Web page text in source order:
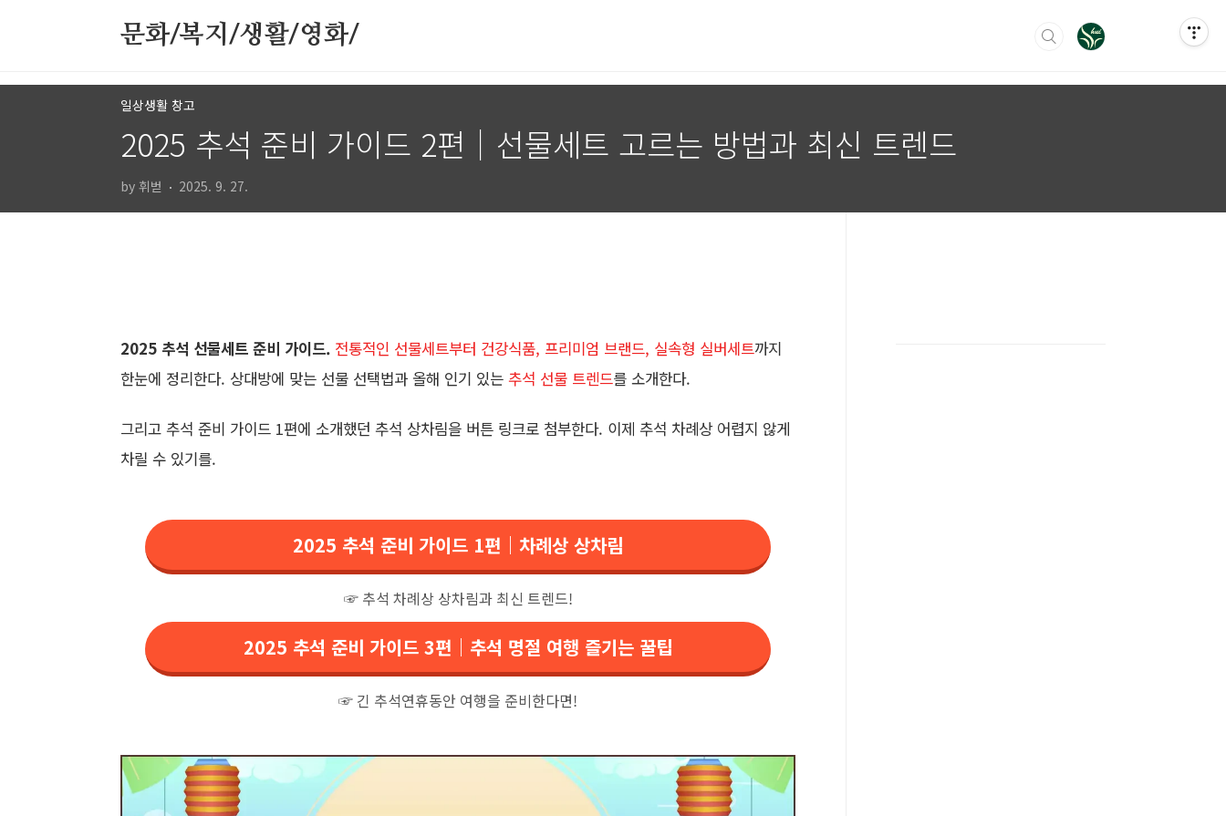
문화/복지/생활/영화/
일상생활 창고
2025 추석 준비 가이드 2편｜선물세트 고르는 방법과 최신 트렌드
by 휘벋 2025. 9. 27.
2025 추석 선물세트 준비 가이드. 전통적인 선물세트부터 건강식품, 프리미엄 브랜드, 실속형 실버세트까지
한눈에 정리한다. 상대방에 맞는 선물 선택법과 올해 인기 있는 추석 선물 트렌드를 소개한다.
그리고 추석 준비 가이드 1편에 소개했던 추석 상차림을 버튼 링크로 첨부한다. 이제 추석 차례상 어렵지 않게
차릴 수 있기를.
2025 추석 준비 가이드 1편｜차례상 상차림
☞ 추석 차례상 상차림과 최신 트렌드!
2025 추석 준비 가이드 3편｜추석 명절 여행 즐기는 꿀팁
☞ 긴 추석연휴동안 여행을 준비한다면!